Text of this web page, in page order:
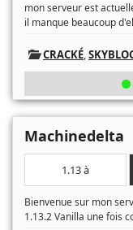
mon serveur est
il manque beaucoup
CRACKÉ,
Machinedelta
1.13 à
Bienvenue sur mon
1.13.2 Vanilla une fois